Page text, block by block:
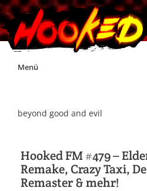
Skip
Menü
Impressum
beyond good and evil
Hooked FM #479 –
Remake, Crazy Taxi,
Remaster & mehr!